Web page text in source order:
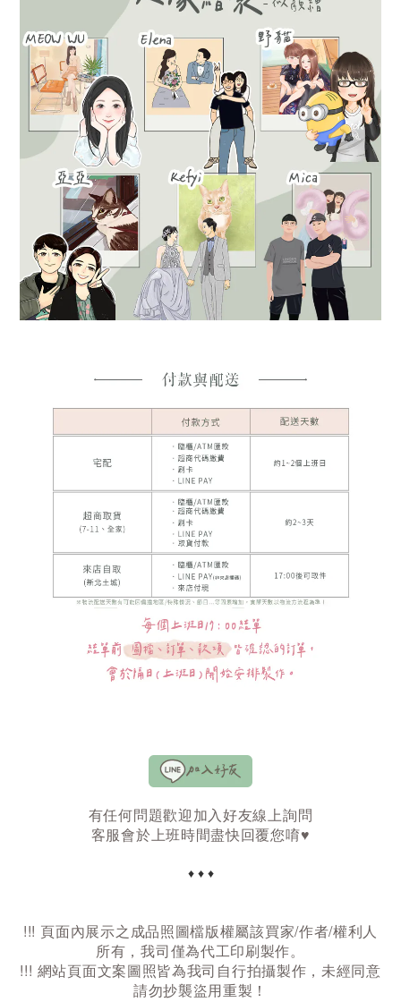
有任何問題歡迎加入好友線上詢問
客服會於上班時間盡快回覆您唷♥
♦ ♦ ♦
!!! 頁面內展示之成品照圖檔版權屬該買家/作者/權利人
所有，我司僅為代工印刷製作。
!!! 網站頁面文案圖照皆為我司自行拍攝製作，未經同意
請勿抄襲盜用重製！